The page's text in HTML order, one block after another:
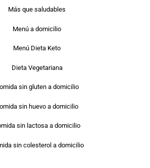
Más que saludables
Menú a domicilio
Menú Dieta Keto
Dieta Vegetariana
sin gluten a domicilio
sin huevo a domicilio
sin lactosa a domicilio
sin colesterol a domicilio